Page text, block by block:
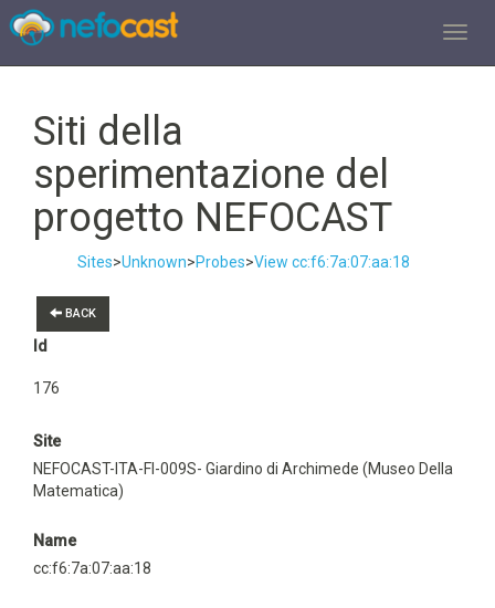
Siti della
sperimentazione del
progetto NEFOCAST
Sites>Unknown>Probes>View cc:f6:7a:07:aa:18
BACK
Id
176
Site
NEFOCAST-ITA-FI-009S- Giardino di Archimede (Museo Della
Matematica)
Name
cc:f6:7a:07:aa:18